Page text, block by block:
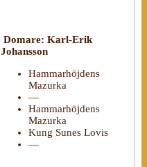
Domare: Karl-Erik
Johansson
Hammarhöjdens
Mazurka
—
Hammarhöjdens
Mazurka
Kung Sunes Lovis
—